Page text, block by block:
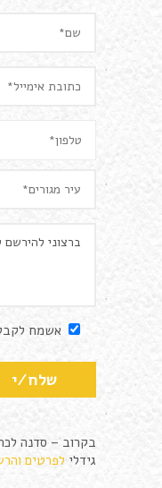
אשמח
בקרוב – סדנה
גידלי לפרטים